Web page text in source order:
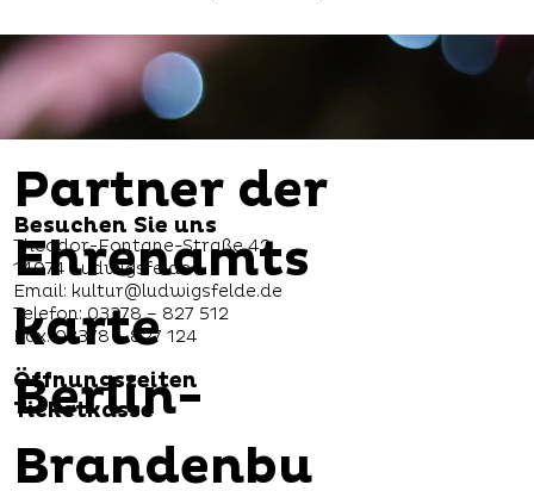
Besuchen Sie uns
Theodor-Fontane-Straße 42
14974 Ludwigsfelde
Email: kultur@ludwigsfelde.de
Telefon: 03378 – 827 512
Fax: 03378 – 827 124
Öffnungszeiten
Ticketkasse
Partner der
Ehrenamts
karte
Berlin-
Brandenbu